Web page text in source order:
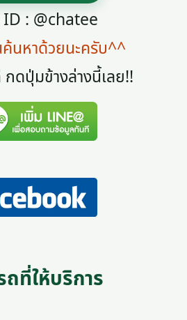
ID : @chatee
นหาด้วยนะครับ^^
ดปุ่มข้างล่างนี้เลย!!
ที่ให้บริการ